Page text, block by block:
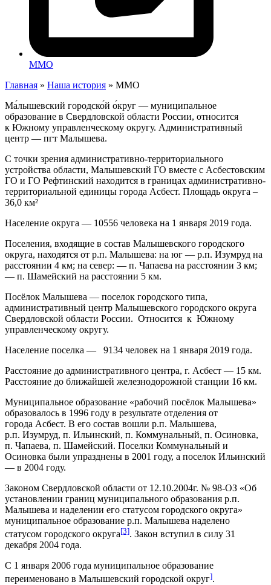
ММО
Главная » Наша история » ММО
Ма́лышевский городско́й о́круг — муниципальное
образование в Свердловской области России, относится
к Южному управленческому округу. Административный
центр — пгт Малышева.
С точки зрения административно-территориального
устройства области, Малышевский ГО вместе с Асбестовским
ГО и ГО Рефтинский находится в границах административно-
территориальной единицы города Асбест. Площадь округа –
36,0 км²
Население округа — 10556 человека на 1 января 2019 года.
Поселения, входящие в состав Малышевского городского
округа, находятся от р.п. Малышева: на юг — р.п. Изумруд на
расстоянии 4 км; на север: — п. Чапаева на расстоянии 3 км;
— п. Шамейский на расстоянии 5 км.
Посёлок Малышева — поселок городского типа,
административный центр Малышевского городского округа
Свердловской области России. Относится к Южному
управленческому округу.
Население поселка — 9134 человек на 1 января 2019 года.
Расстояние до административного центра, г. Асбест — 15 км.
Расстояние до ближайшей железнодорожной станции 16 км.
Муниципальное образование «рабочий посёлок Малышева»
образовалось в 1996 году в результате отделения от
города Асбест. В его состав вошли р.п. Малышева,
р.п. Изумруд, п. Ильинский, п. Коммунальный, п. Осиновка,
п. Чапаева, п. Шамейский. Поселки Коммунальный и
Осиновка были упразднены в 2001 году, а поселок Ильинский
— в 2004 году.
Законом Свердловской области от 12.10.2004г. № 98-ОЗ «Об
установлении границ муниципального образования р.п.
Малышева и наделении его статусом городского округа»
муниципальное образование р.п. Малышева наделено
статусом городского округа[3]. Закон вступил в силу 31
декабря 2004 года.
С 1 января 2006 года муниципальное образование
переименовано в Малышевский городской округ].